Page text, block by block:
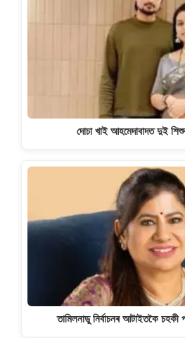
দোচা খাই আহমেদাবাদত দুই
তামিলনাডু নিৰ্বাচনৰ আটাইতকৈ